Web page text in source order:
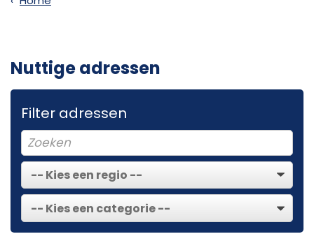
Nuttige adressen
Filter adressen